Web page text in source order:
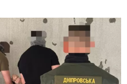
лонгриды
харьков
gambling